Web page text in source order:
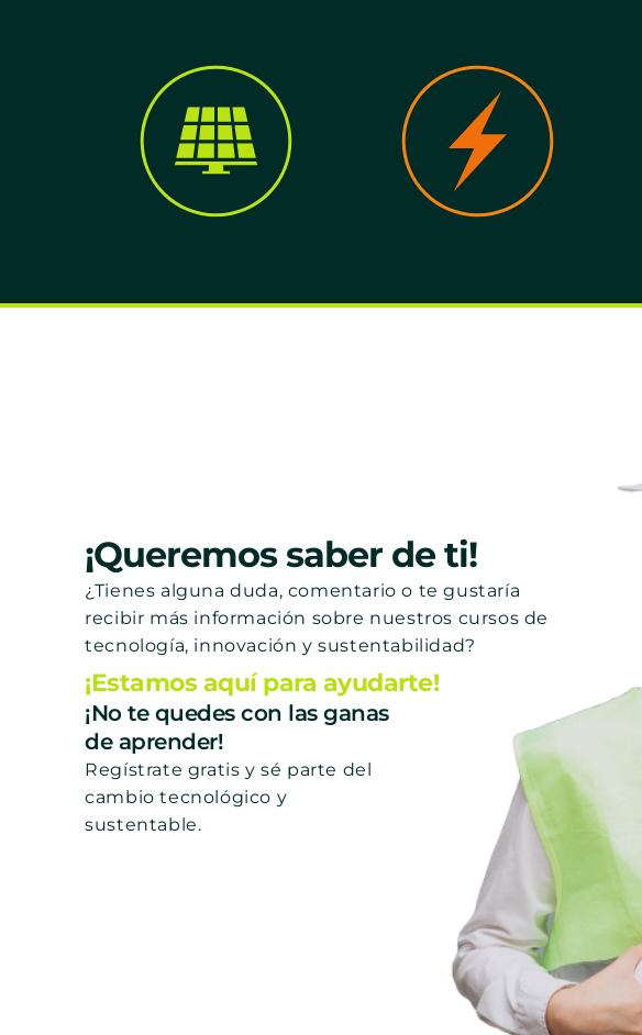
¡Queremos saber de ti!
¿Tienes alguna duda, comentario o te gustaría
recibir más información sobre nuestros cursos de
tecnología, innovación y sustentabilidad?
¡Estamos aquí para ayudarte!
¡No te quedes con las ganas
de aprender!
Regístrate gratis y sé parte del
cambio tecnológico y
sustentable.